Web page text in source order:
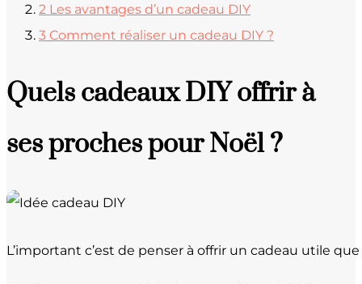
2 Les avantages d’un cadeau DIY
3 Comment réaliser un cadeau DIY ?
Quels cadeaux DIY offrir à
ses proches pour Noël ?
L’important c’est de penser à offrir un cadeau utile